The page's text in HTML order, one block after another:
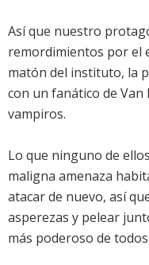
Así que nuestro
remordimientos por el
matón del instituto, la
con un fanático de
vampiros.
Lo que ninguno de
maligna amenaza
atacar de nuevo, así
asperezas y pelear
más poderoso de